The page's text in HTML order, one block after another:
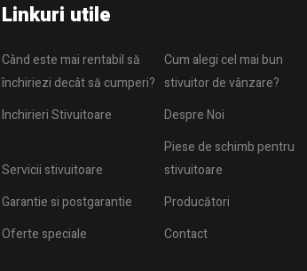
Linkuri utile
Când este mai rentabil să
închiriezi decât să cumperi?
Cum alegi cel mai bun
stivuitor de vânzare?
Inchirieri Stivuitoare
Despre Noi
Servicii stivuitoare
Piese de schimb pentru
stivuitoare
Garantie si postgarantie
Producători
Oferte speciale
Contact